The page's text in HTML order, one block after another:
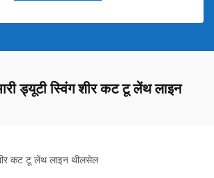
ड्यूटी स्विंग शीर कट टू लेंथ लाइन
कट टू लेंथ लाइन थीलसेल